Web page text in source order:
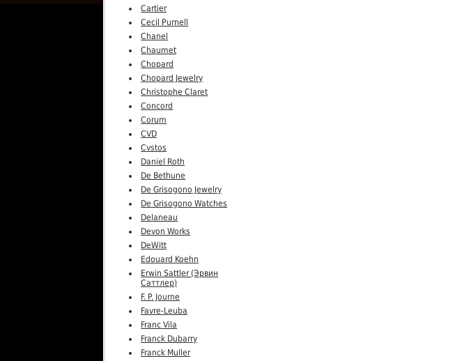
Cartier
Cecil Purnell
Chanel
Chaumet
Chopard
Chopard Jewelry
Christophe Claret
Concord
Corum
CVD
Cvstos
Daniel Roth
De Bethune
De Grisogono Jewelry
De Grisogono Watches
Delaneau
Devon Works
DeWitt
Edouard Koehn
Erwin Sattler (Эрвин
Саттлер)
F. P. Journe
Favre-Leuba
Franc Vila
Franck Dubarry
Franck Muller